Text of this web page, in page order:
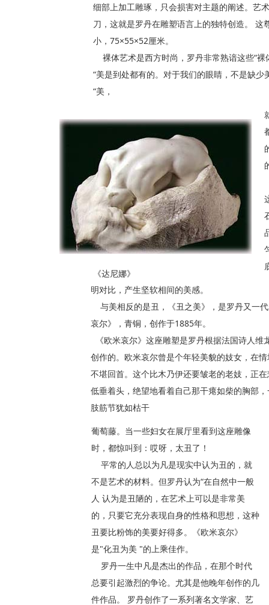
细部上加工雕琢，只会损害对主题的阐述。艺
刀，这就是罗丹在雕塑语言上的独特创造。 这
小，75×55×52厘米。
裸体艺术是西方时尚，罗丹非常熟谙这些“裸
“美是到处都有的。对于我们的眼睛，不是缺少
“美，
《达尼娜》
明对比，产生坚软相间的美感。
与美相反的是丑，《丑之美》，是罗丹又一
哀尔》，青铜，创作于1885年。
《欧米哀尔》这座雕塑是罗丹根据法国诗人维
创作的。欧米哀尔曾是个年轻美貌的妓女，在
不堪回首。这个比木乃伊还要皱老的老妓，正
低垂着头，绝望地看着自己那干瘪如柴的胸部
肢筋节犹如枯干
葡萄藤。当一些妇女在展厅里看到这座雕像
时，都惊叫到：哎呀，太丑了！
平常的人总以为凡是现实中认为丑的，就
不是艺术的材料。但罗丹认为“在自然中一般
人 认为是丑陋的，在艺术上可以是非常美
的，只要它充分表现自身的性格和思想，这种
丑要比粉饰的美要好得多。《欧米哀尔》
是"化丑为美 "的上乘佳作。
罗丹一生中凡是杰出的作品，在那个时代
总要引起激烈的争论。尤其是他晚年创作的几
件作品。 罗丹创作了一系列著名文学家、艺